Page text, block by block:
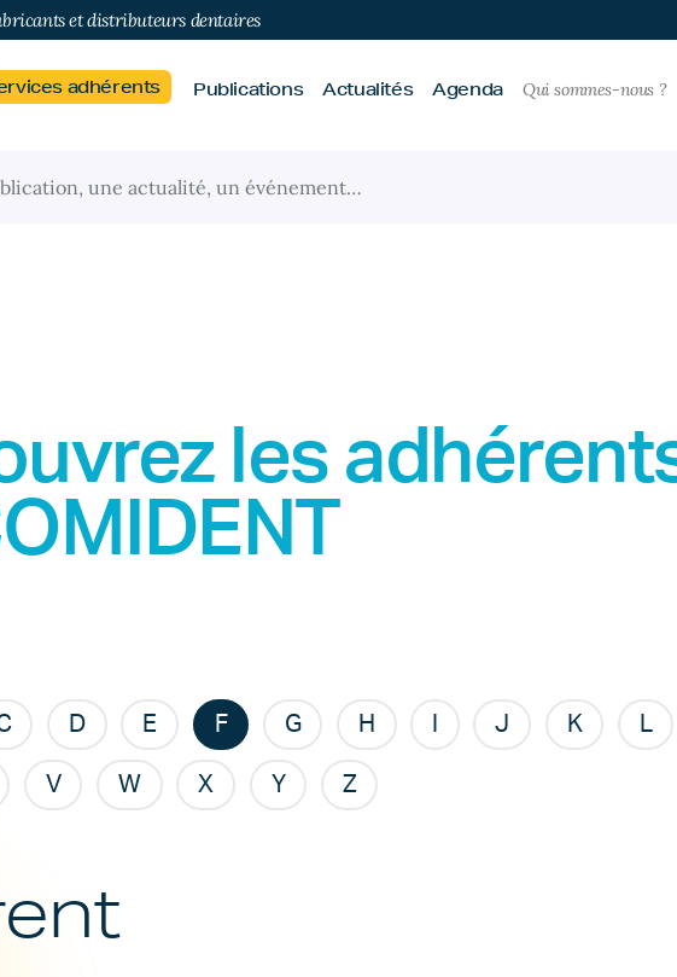
et distributeurs dentaires
adhérents Publications Actualités Agenda Qui sommes-nous ?
les
D E F G H J K L
V W X Y Z